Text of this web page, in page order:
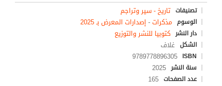
تصنيفات تاريخ - سير وتراجم
الوسوم مذكرات- إصدارات المعرض بـ 2025
دار النشر كتوبيا للنشر والتوزيع
الشكل غلاف
ISBN
9789778896305
سنة النشر 2025
عدد الصفحات 165